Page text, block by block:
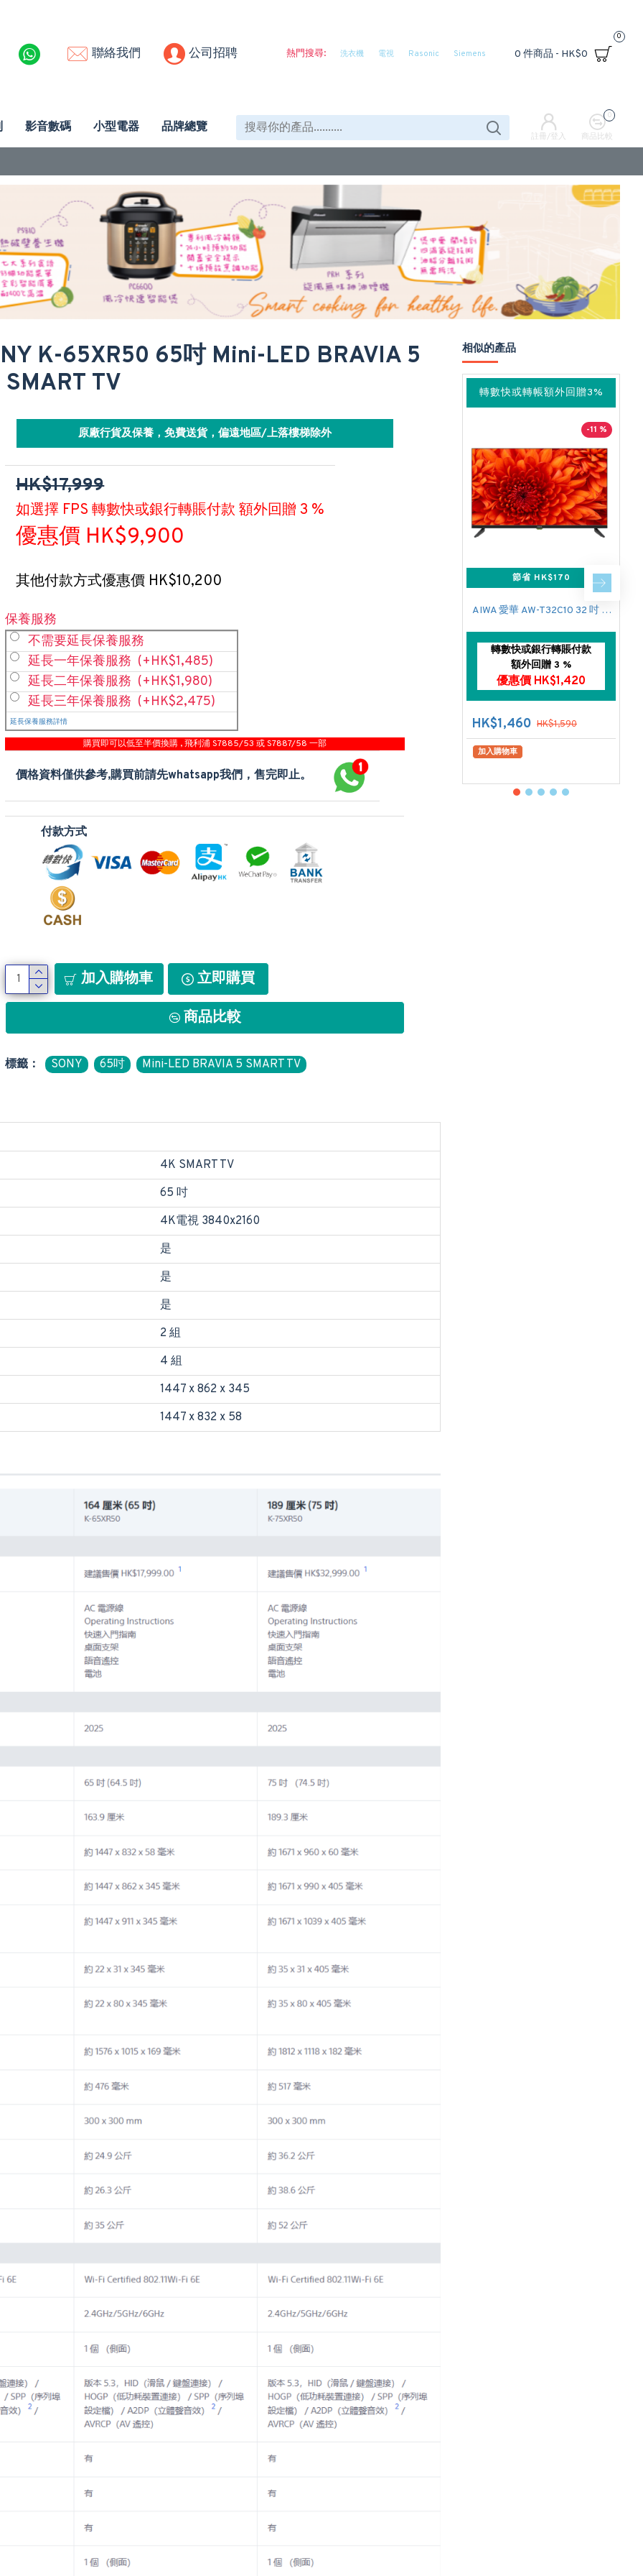
聯絡我們 公司招聘 熱門搜尋: 洗衣機 電視 Rasonic Siemens 0 件商品 - HK$0
0
影音數碼 小型電器 品牌總覽
註冊/登入 商品比較
0
K-65XR50 65吋 Mini-LED BRAVIA 5
TV
原廠行貨及保養，免費送貨，偏遠地區/上落樓梯除外
HK$17,999
如選擇 FPS 轉數快或銀行轉賬付款 額外回贈 3 %
優惠價 HK$9,900
其他付款方式優惠價 HK$10,200
保養服務
不需要延長保養服務
延長一年保養服務 (+HK$1,485)
延長二年保養服務 (+HK$1,980)
延長三年保養服務 (+HK$2,475)
延長保養服務詳情
購買即可以低至半價換購 , 飛利浦 S7885/53 或 S7887/58 一部
價格資料僅供參考,購買前請先whatsapp我們，售完即止。
付款方式
加入購物車 立即購買
商品比較
標籤： SONY 65吋 Mini-LED BRAVIA 5 SMART TV
4K SMART TV
65 吋
4K電視 3840x2160
是
是
是
2 組
4 組
1447 x 862 x 345
1447 x 832 x 58
相似的產品
轉數快或轉帳額外回贈3%
-11 %
節省 HK$170
AIWA 愛華 AW-T32C10 32 吋 SMART TV
轉數快或銀行轉賬付款
額外回贈 3 %
優惠價 HK$1,420
HK$1,460 HK$1,590
加入購物車